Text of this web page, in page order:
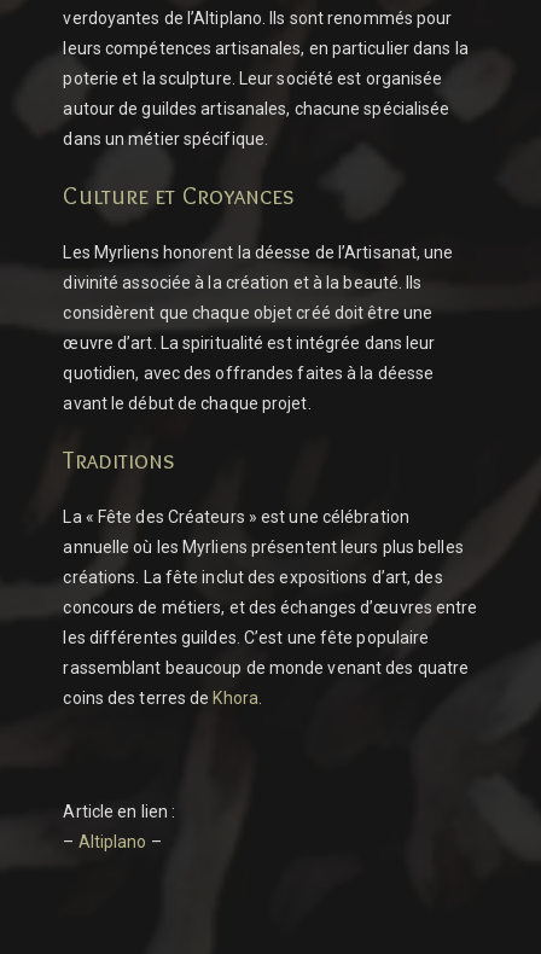
verdoyantes de l’Altiplano. Ils sont renommés pour
leurs compétences artisanales, en particulier dans la
poterie et la sculpture. Leur société est organisée
autour de guildes artisanales, chacune spécialisée
dans un métier spécifique.
Culture et Croyances
Les Myrliens honorent la déesse de l’Artisanat, une
divinité associée à la création et à la beauté. Ils
considèrent que chaque objet créé doit être une
œuvre d’art. La spiritualité est intégrée dans leur
quotidien, avec des offrandes faites à la déesse
avant le début de chaque projet.
Traditions
La « Fête des Créateurs » est une célébration
annuelle où les Myrliens présentent leurs plus belles
créations. La fête inclut des expositions d’art, des
concours de métiers, et des échanges d’œuvres entre
les différentes guildes. C’est une fête populaire
rassemblant beaucoup de monde venant des quatre
coins des terres de Khora
Article en lien :
– Altiplano –